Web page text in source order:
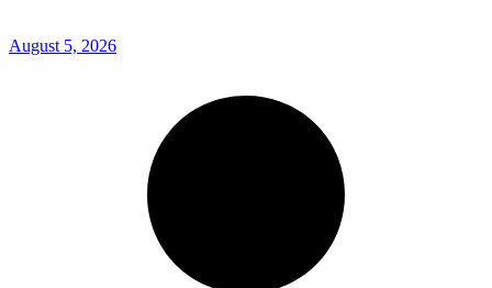
August 5, 2026